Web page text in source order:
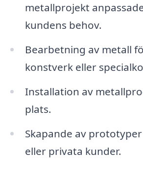
metallprojekt
kundens behov.
Bearbetning av metall
konstverk eller
Installation av
plats.
Skapande av
eller privata kunder.